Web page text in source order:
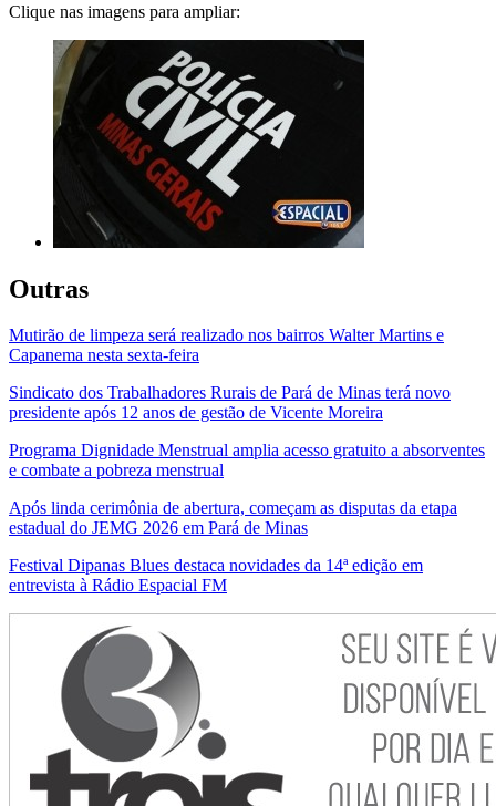
Clique nas imagens para ampliar:
Outras
Mutirão de limpeza será realizado nos bairros Walter Martins e
Capanema nesta sexta-feira
Sindicato dos Trabalhadores Rurais de Pará de Minas terá novo
presidente após 12 anos de gestão de Vicente Moreira
Programa Dignidade Menstrual amplia acesso gratuito a absorventes
e combate a pobreza menstrual
Após linda cerimônia de abertura, começam as disputas da etapa
estadual do JEMG 2026 em Pará de Minas
Festival Dipanas Blues destaca novidades da 14ª edição em
entrevista à Rádio Espacial FM